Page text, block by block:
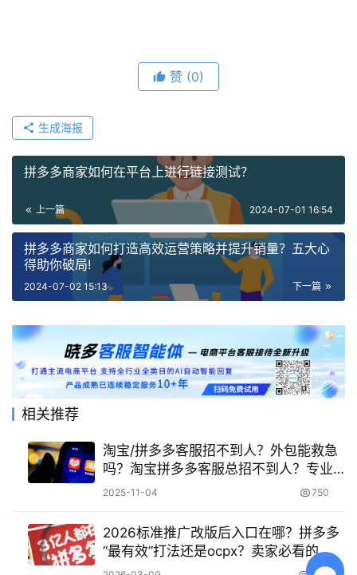
赞 (0)
生成海报
拼多多商家如何在平台上进行链接测试？
上一篇 2024-07-01 16:54
拼多多商家如何打造高效运营策略并提升销量？五大心
得助你破局!
下一篇
2024-07-02 15:13
相关推荐
淘宝/拼多多客服招不到人？外包能救急
吗？淘宝拼多多客服总招不到人？专业
外包让你快速解困！
2025-11-04 750
2026标准推广改版后入口在哪？拼多多
“最有效”打法还是ocpx？卖家必看的
ocpx 与新推广玩法对比！